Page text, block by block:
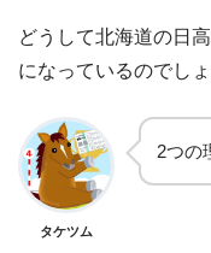
どうして北海道の日
になっているのでしょ
タケツム
2つの